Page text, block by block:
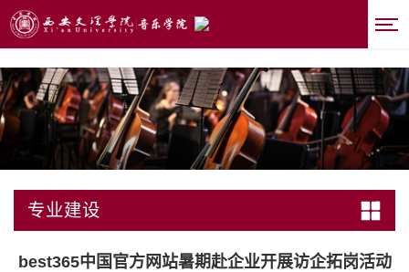
best365|中国有限公司-官方网站
专业建设
best365中国官方网站暑期赴企业开展访企拓岗活动